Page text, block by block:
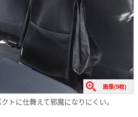
画像(9枚)
トに仕舞えて邪魔になりにくい。